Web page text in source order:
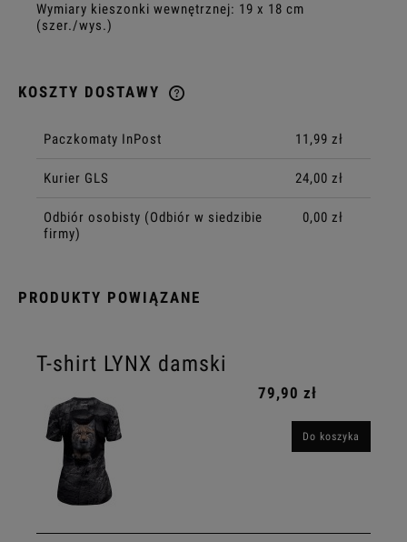
Wymiary kieszonki wewnętrznej: 19 x 18 cm
(szer./wys.)
KOSZTY DOSTAWY
Paczkomaty InPost 11,99 zł
Kurier GLS 24,00 zł
Odbiór osobisty (Odbiór w siedzibie
firmy)
0,00 zł
PRODUKTY POWIĄZANE
T-shirt LYNX damski
79,90 zł
Do koszyka